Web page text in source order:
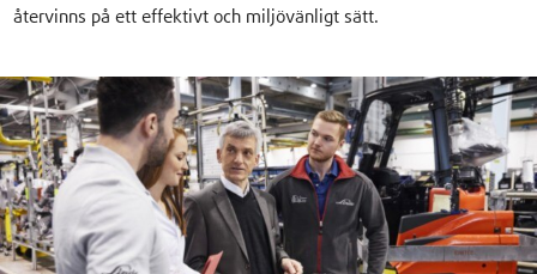
återvinns på ett effektivt och miljövänligt sätt.